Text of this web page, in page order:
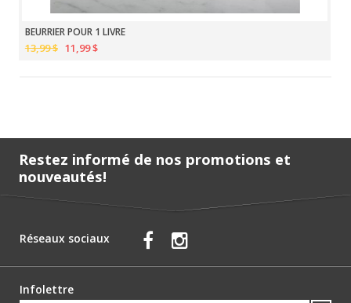
BEURRIER POUR 1 LIVRE
13,99 $ 11,99 $
Restez informé de nos promotions et
nouveautés!
Réseaux sociaux
Infolettre